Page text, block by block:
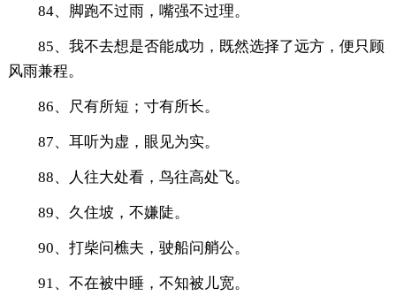
84、脚跑不过雨，嘴强不过理。
85、我不去想是否能成功，既然选择了远方，便只顾
风雨兼程。
86、尺有所短；寸有所长。
87、耳听为虚，眼见为实。
88、人往大处看，鸟往高处飞。
89、久住坡，不嫌陡。
90、打柴问樵夫，驶船问艄公。
91、不在被中睡，不知被儿宽。